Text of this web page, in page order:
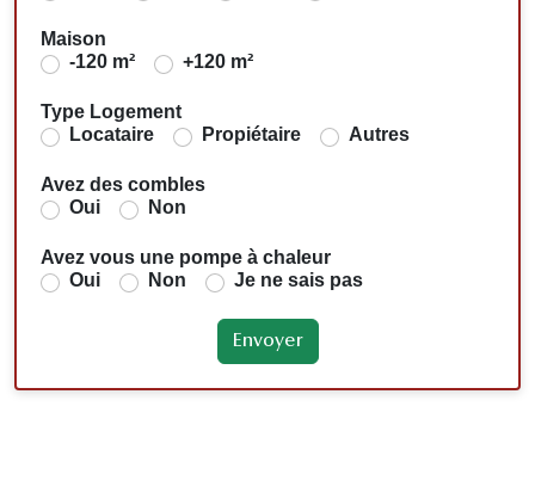
Maison
-120 m²
+120 m²
Type Logement
Locataire
Propiétaire Autres
Avez des combles
Oui
Non
Avez vous une pompe à chaleur
Oui
Non Je ne sais pas